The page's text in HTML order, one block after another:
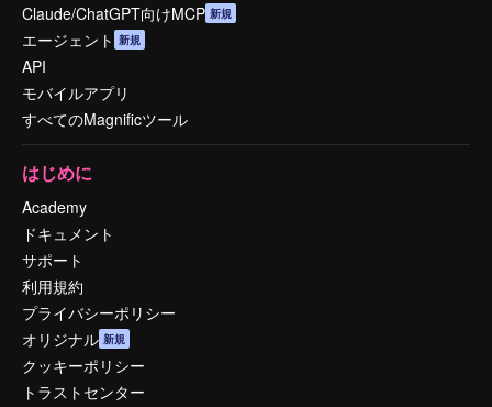
Claude/ChatGPT向けMCP 新規
エージェント 新規
API
モバイルアプリ
すべてのMagnificツール
はじめに
Academy
ドキュメント
サポート
利用規約
プライバシーポリシー
オリジナル 新規
クッキーポリシー
トラストセンター